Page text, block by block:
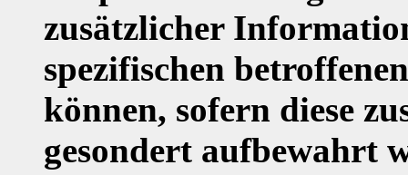
zusätzlicher
spezifischen
können, sofern diese
gesondert aufbewahrt